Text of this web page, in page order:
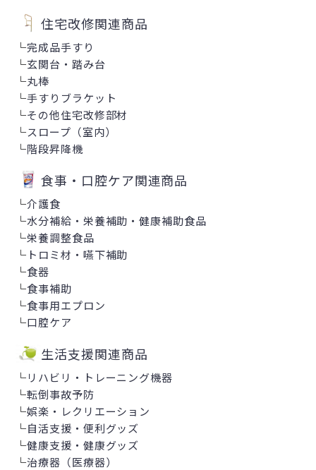
住宅改修関連商品
└完成品手すり
└玄関台・踏み台
└丸棒
└手すりブラケット
└その他住宅改修部材
└スロープ（室内）
└階段昇降機
食事・口腔ケア関連商品
└介護食
└水分補給・栄養補助・健康補助食品
└栄養調整食品
└ トロミ材・嚥下補助
└食器
└食事補助
└食事用エプロン
└口腔ケア
生活支援関連商品
└リハビリ・トレーニング機器
└転倒事故予防
└娯楽・レクリエーション
└自活支援・便利グッズ
└健康支援・健康グッズ
└治療器（医療器）